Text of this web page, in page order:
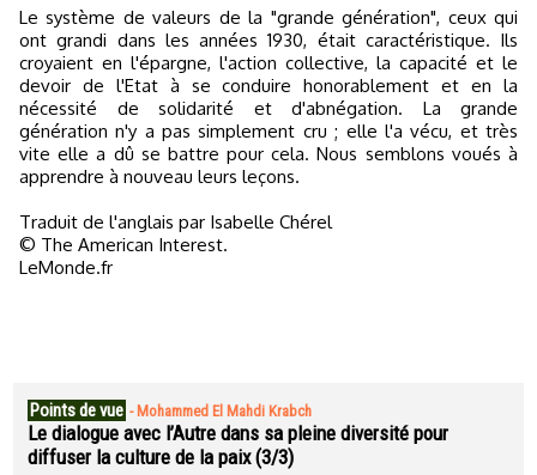
Le système de valeurs de la "grande génération", ceux qui
ont grandi dans les années 1930, était caractéristique. Ils
croyaient en l'épargne, l'action collective, la capacité et le
devoir de l'Etat à se conduire honorablement et en la
nécessité de solidarité et d'abnégation. La grande
génération n'y a pas simplement cru ; elle l'a vécu, et très
vite elle a dû se battre pour cela. Nous semblons voués à
apprendre à nouveau leurs leçons.
Traduit de l'anglais par Isabelle Chérel
© The American Interest.
LeMonde.fr
Points de vue - Mohammed El Mahdi Krabch
Le dialogue avec l’Autre dans sa pleine diversité pour
diffuser la culture de la paix (3/3)